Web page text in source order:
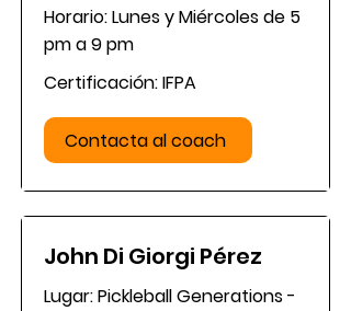
Horario: Lunes y Miércoles de 5
pm a 9 pm
Certificación: IFPA
Contacta al coach
John Di Giorgi Pérez
Lugar: Pickleball Generations -